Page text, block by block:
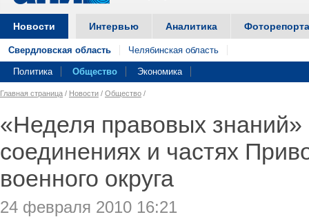
Новости Интервью Аналитика
Свердловская область Челябинская область
Политика Общество Экономика
Главная страница / Новости / Общество /
«Неделя правовых знаний»
соединениях и частях
военного округа
24 февраля 2010 16:21